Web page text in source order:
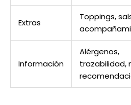
Extras
Toppings,
Información
Alérgenos,
trazabilidad,